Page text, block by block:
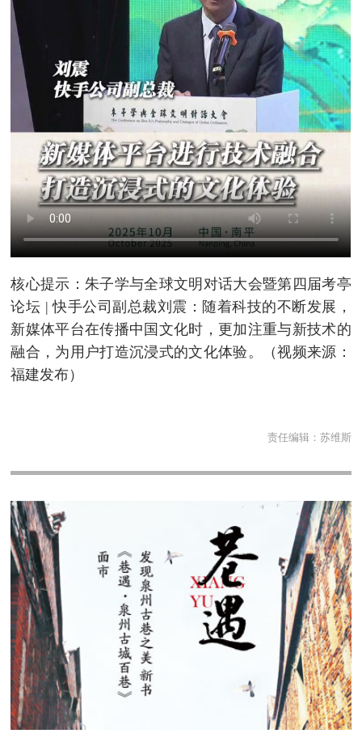
核心提示：朱子学与全球文明对话大会暨第四届考亭
论坛 | 快手公司副总裁刘震：随着科技的不断发展，
新媒体平台在传播中国文化时，更加注重与新技术的
融合，为用户打造沉浸式的文化体验。（视频来源：
福建发布）
责任编辑： 苏维斯